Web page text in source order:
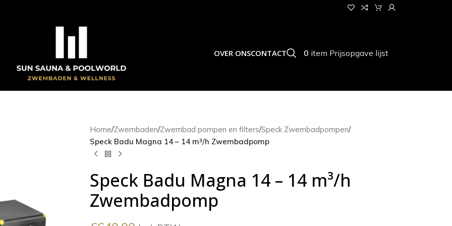
OVER ONSCONTACT 0 item Prijsopgave lijst
Home/Zwembaden/Zwembad pompen en filters/Speck Zwembadpompen/
Speck Badu Magna 14 – 14 m³/h Zwembadpomp
Speck Badu Magna 14 – 14 m³/h
Zwembadpomp